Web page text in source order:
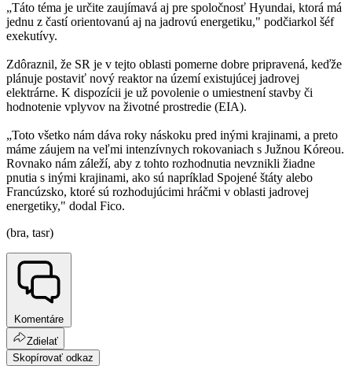
„Táto téma je určite zaujímavá aj pre spoločnosť Hyundai, ktorá má
jednu z častí orientovanú aj na jadrovú energetiku," podčiarkol šéf
exekutívy.
Zdôraznil, že SR je v tejto oblasti pomerne dobre pripravená, keďže
plánuje postaviť nový reaktor na území existujúcej jadrovej
elektrárne. K dispozícii je už povolenie o umiestnení stavby či
hodnotenie vplyvov na životné prostredie (EIA).
„Toto všetko nám dáva roky náskoku pred inými krajinami, a preto
máme záujem na veľmi intenzívnych rokovaniach s Južnou Kóreou.
Rovnako nám záleží, aby z tohto rozhodnutia nevznikli žiadne
pnutia s inými krajinami, ako sú napríklad Spojené štáty alebo
Francúzsko, ktoré sú rozhodujúcimi hráčmi v oblasti jadrovej
energetiky," dodal Fico.
(bra, tasr)
Komentáre
Zdielať
Skopírovať odkaz